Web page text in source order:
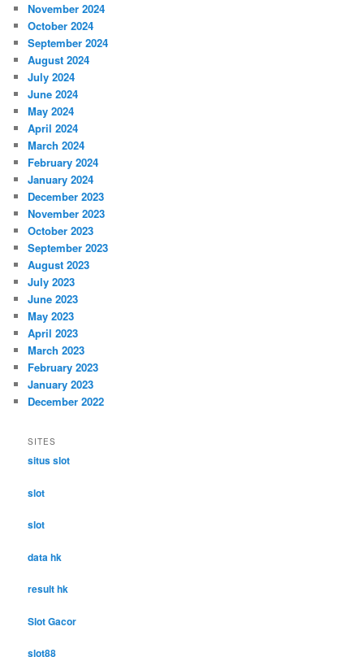
November 2024
October 2024
September 2024
August 2024
July 2024
June 2024
May 2024
April 2024
March 2024
February 2024
January 2024
December 2023
November 2023
October 2023
September 2023
August 2023
July 2023
June 2023
May 2023
April 2023
March 2023
February 2023
January 2023
December 2022
SITES
situs slot
slot
slot
data hk
result hk
Slot Gacor
slot88